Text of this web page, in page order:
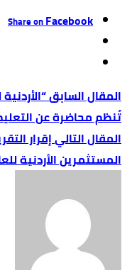
Share onFacebook
تُنظم محاضرة عن
إقرار
المستثمرين الأردنية